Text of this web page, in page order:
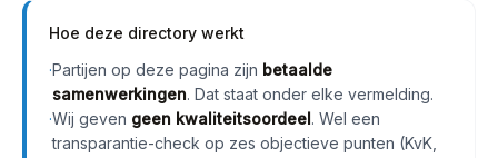
Hoe deze directory werkt
·Partijen op deze pagina zijn betaalde
samenwerkingen. Dat staat onder elke vermelding.
·Wij geven geen kwaliteitsoordeel. Wel een
transparantie-check op zes objectieve punten (KvK,